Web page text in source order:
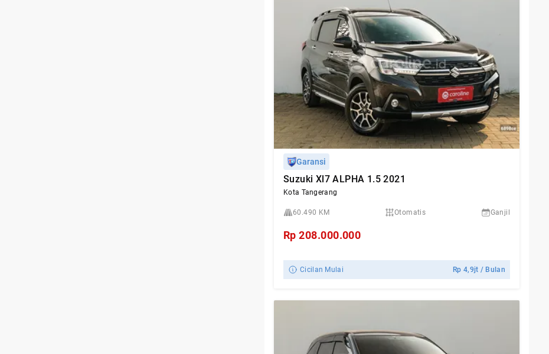
Garansi
Suzuki Xl7 ALPHA 1.5 2021
Kota Tangerang
60.490 KM Otomatis Ganjil
Rp208.000.000
Cicilan Mulai Rp4,9jt / Bulan